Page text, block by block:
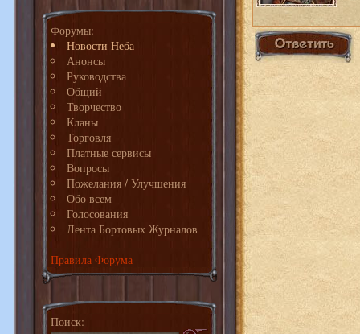
Форумы:
Новости Неба
Анонсы
Руководства
Общий
Творчество
Кланы
Торговля
Платные сервисы
Вопросы
Пожелания / Улучшения
Обо всем
Голосования
Лента Бортовых Журналов
Правила Форума
Поиск: